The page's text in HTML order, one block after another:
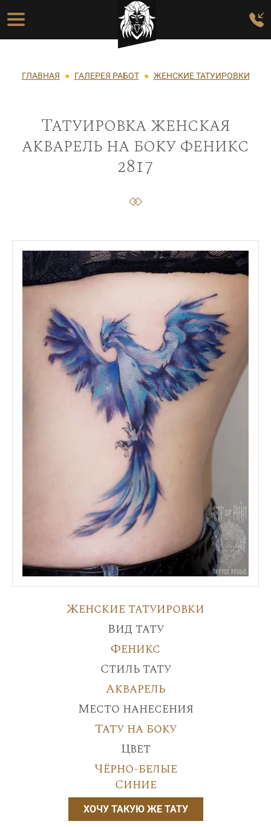
Перейти к основному содержанию
Основная навигация
Строка навигации
ГЛАВНАЯ ГАЛЕРЕЯ РАБОТ ЖЕНСКИЕ ТАТУИРОВКИ
Татуировка женская
акварель на боку феникс
2817
Женские татуировки
Вид тату
Феникс
Стиль тату
Акварель
Место нанесения
Тату на боку
Цвет
Чёрно-белые
Синие
ХОЧУ ТАКУЮ ЖЕ ТАТУ